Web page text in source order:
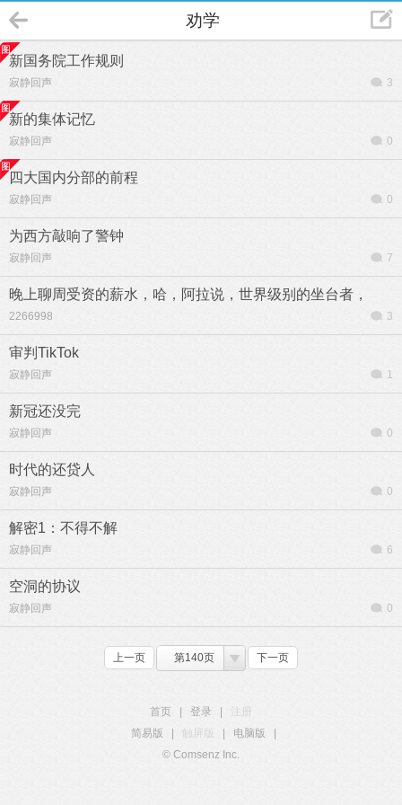
劝学
新国务院工作规则
寂静回声 3
新的集体记忆
寂静回声 0
四大国内分部的前程
寂静回声 0
为西方敲响了警钟
寂静回声 7
晚上聊周受资的薪水，哈，阿拉说，世界级别的坐台者，
2266998 3
审判TikTok
寂静回声 1
新冠还没完
寂静回声 0
时代的还贷人
寂静回声 0
解密1：不得不解
寂静回声 6
空洞的协议
寂静回声 0
上一页 第140页 下一页
首页 登录
注册
简易版
触屏版 电脑版
© Comsenz Inc.